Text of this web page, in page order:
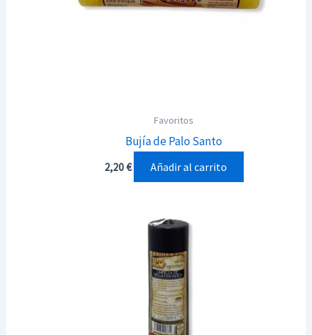
Favoritos
Bujía de Palo Santo
2,20€ Añadir al carrito